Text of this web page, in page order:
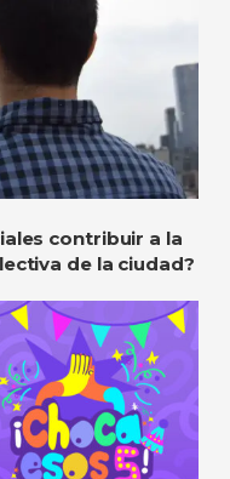
contribuir a la
de la ciudad?